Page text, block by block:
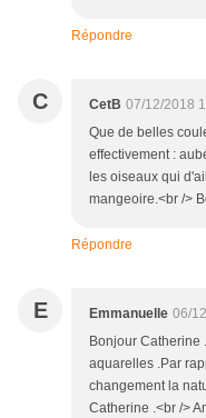
Répondre
C CetB 07/12/2018
Que de belles
effectivement :
les oiseaux qui
mangeoire.<br />
Répondre
E Emmanuelle 06/
Bonjour Catherine
aquarelles .Par
changement la
Catherine .<br />